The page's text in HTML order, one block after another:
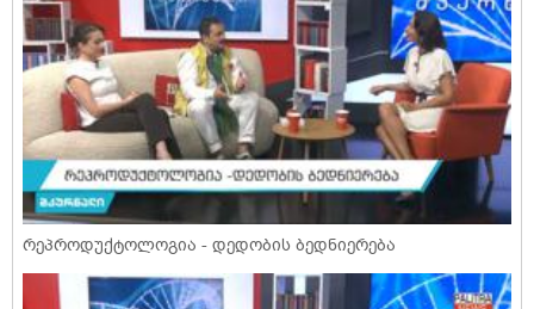
რეპროდუქტოლოგია - დედობის ბედნიერება